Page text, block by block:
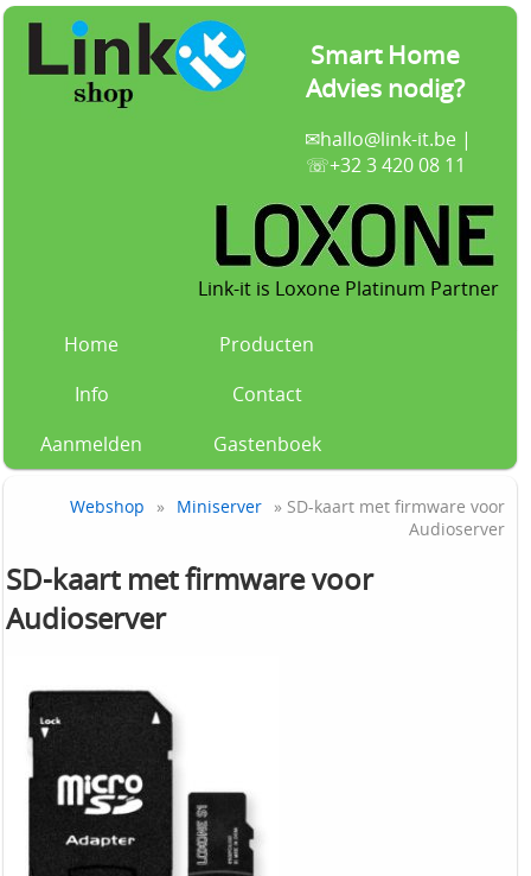
Smart Home
Advies nodig?
✉hallo@link-it.be|
☏+32 3 420 08 11
Link-it is Loxone Platinum Partner
Home
Producten
Info
Contact
Aanmelden
Gastenboek
Webshop » Miniserver » SD-kaart met firmware voor
Audioserver
SD-kaart met firmware voor
Audioserver